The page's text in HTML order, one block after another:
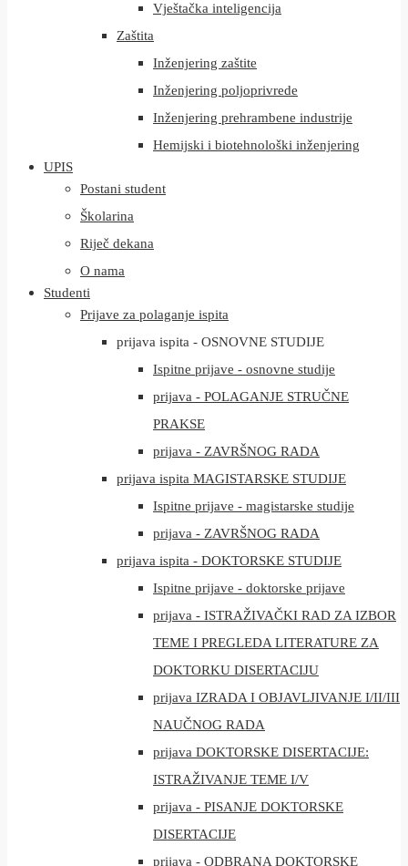
Vještačka inteligencija
Zaštita
Inženjering zaštite
Inženjering poljoprivrede
Inženjering prehrambene industrije
Hemijski i biotehnološki inženjering
UPIS
Postani student
Školarina
Riječ dekana
O nama
Studenti
Prijave za polaganje ispita
prijava ispita - OSNOVNE STUDIJE
Ispitne prijave - osnovne studije
prijava - POLAGANJE STRUČNE
PRAKSE
prijava - ZAVRŠNOG RADA
prijava ispita MAGISTARSKE STUDIJE
Ispitne prijave - magistarske studije
prijava - ZAVRŠNOG RADA
prijava ispita - DOKTORSKE STUDIJE
Ispitne prijave - doktorske prijave
prijava - ISTRAŽIVAČKI RAD ZA IZBOR
TEME I PREGLEDA LITERATURE ZA
DOKTORKU DISERTACIJU
prijava IZRADA I OBJAVLJIVANJE I/II/III
NAUČNOG RADA
prijava DOKTORSKE DISERTACIJE:
ISTRAŽIVANJE TEME I/V
prijava - PISANJE DOKTORSKE
DISERTACIJE
prijava - ODBRANA DOKTORSKE